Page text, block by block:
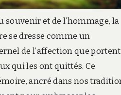
souvenir et de l’hommage, la
se dresse comme un
de l’affection que portent
qui les ont quittés. Ce
ancré dans nos